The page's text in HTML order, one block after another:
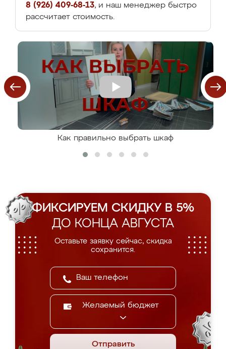
8 (926) 409-68-13, и наш менеджер быстро
рассчитает стоимость.
Как правильно выбрать шкаф
ФИКСИРУЕМ СКИДКУ В 5%
ДО КОНЦА АВГУСТА
Оставьте заявку сейчас, скидка
сохранится.
Желаемый бюджет
Отправить